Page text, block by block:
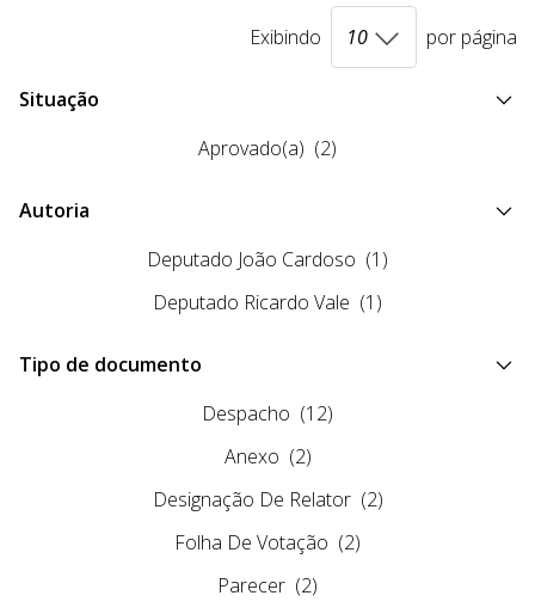
Exibindo por página
Situação
Aprovado(a) (2)
Autoria
Deputado João Cardoso (1)
Deputado Ricardo Vale (1)
Tipo de documento
Despacho (12)
Anexo (2)
Designação De Relator (2)
Folha De Votação (2)
Parecer (2)